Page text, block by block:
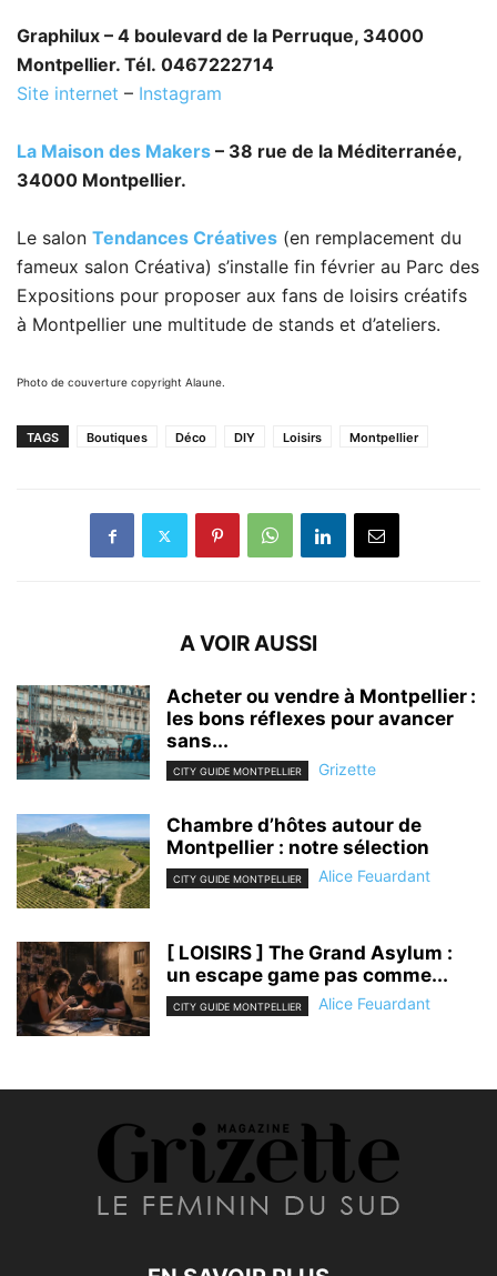
Graphilux – 4 boulevard de la Perruque, 34000
Montpellier. Tél. 0467222714
Site internet – Instagram
La Maison des Makers – 38 rue de la Méditerranée,
34000 Montpellier.
Le salon Tendances Créatives (en remplacement du
fameux salon Créativa) s’installe fin février au Parc des
Expositions pour proposer aux fans de loisirs créatifs
à Montpellier une multitude de stands et d’ateliers.
Photo de couverture copyright Alaune.
TAGS Boutiques Déco DIY Loisirs Montpellier
A VOIR AUSSI
Acheter ou vendre à Montpellier :
les bons réflexes pour avancer
sans...
CITY GUIDE MONTPELLIER Grizette
Chambre d’hôtes autour de
Montpellier : notre sélection
CITY GUIDE MONTPELLIER Alice Feuardant
[ LOISIRS ] The Grand Asylum :
un escape game pas comme...
CITY GUIDE MONTPELLIER Alice Feuardant